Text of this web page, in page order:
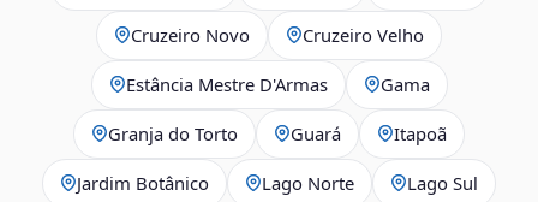
Cruzeiro Novo Cruzeiro Velho
Estância Mestre D'Armas Gama
Granja do Torto Guará Itapoã
Jardim Botânico Lago Norte Lago Sul